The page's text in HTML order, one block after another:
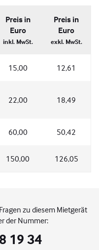
Preis in
Euro
inkl. MwSt.
Preis in
Euro
exkl. MwSt.
15,00 12,61
22,00 18,49
60,00 50,42
150,00 126,05
zu diesem Mietgerät
der Nummer:
19 34